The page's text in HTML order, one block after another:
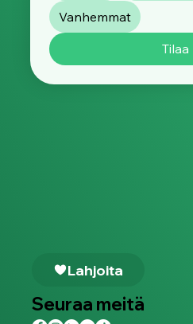
Vanhemmat
Tilaa
Lahjoita
Seuraa meitä